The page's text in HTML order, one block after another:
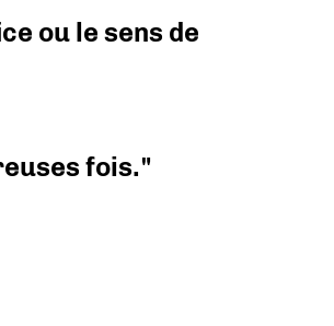
ou le sens de
fois."